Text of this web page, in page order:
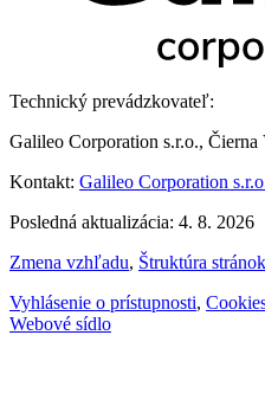
Technický prevádzkovateľ:
Galileo Corporation s.r.o., Čierna
Kontakt: Galileo Corporation
Posledná aktualizácia: 4. 8. 2026
Zmena vzhľadu, Štruktúra stránok
Vyhlásenie o prístupnosti,
Webové sídlo